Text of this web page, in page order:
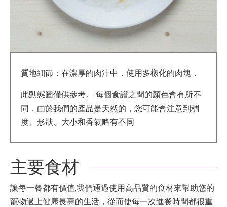
質地細節：在濃厚的肉汁中，使用多樣化的肉塊，
此動態圖僅供參考。 每個食譜之間的顏色會有所不
同，由於我們的產品是天然的，您可能會注意到稠
度、形狀、大小和香氣略有不同
主要食材
讓每一餐都有價值,我們通過使用高品質的食材來幫助您的
寵物過上健康長壽的生活，從而使每一次進餐時間都很重